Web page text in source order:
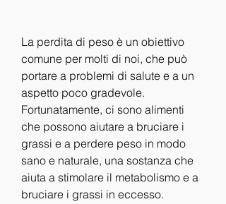
La perdita di peso è un obiettivo
comune per molti di noi, che può
portare a problemi di salute e a un
aspetto poco gradevole.
Fortunatamente, ci sono alimenti
che possono aiutare a bruciare i
grassi e a perdere peso in modo
sano e naturale, una sostanza che
aiuta a stimolare il metabolismo e a
bruciare i grassi in eccesso.